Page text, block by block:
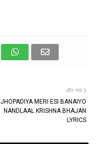
और नया
JHOPADIYA MERI ESI BANAIYO
NANDLAAL KRISHNA BHAJAN
LYRICS